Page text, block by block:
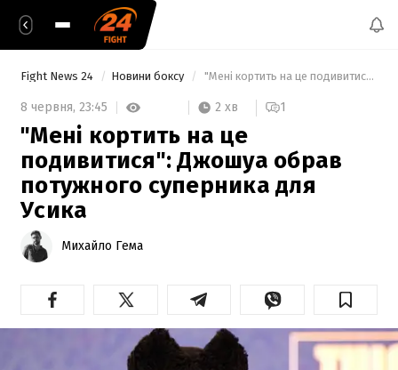
Fight News 24 Новини боксу "Мені кортить на це подивитися": Джошуа обрав потужного суперника для Усика
8 червня, 23:45 2 хв 1
"Мені кортить на це
подивитися": Джошуа обрав
потужного суперника для
Усика
Михайло Гема